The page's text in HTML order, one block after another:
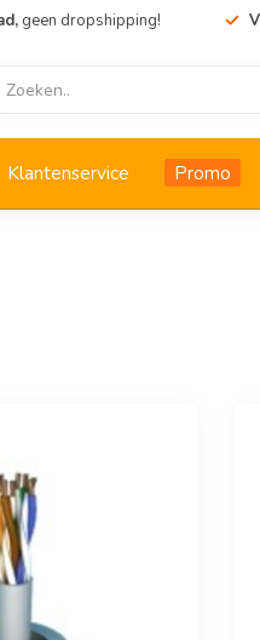
geen dropshipping!
Klantenservice Promo